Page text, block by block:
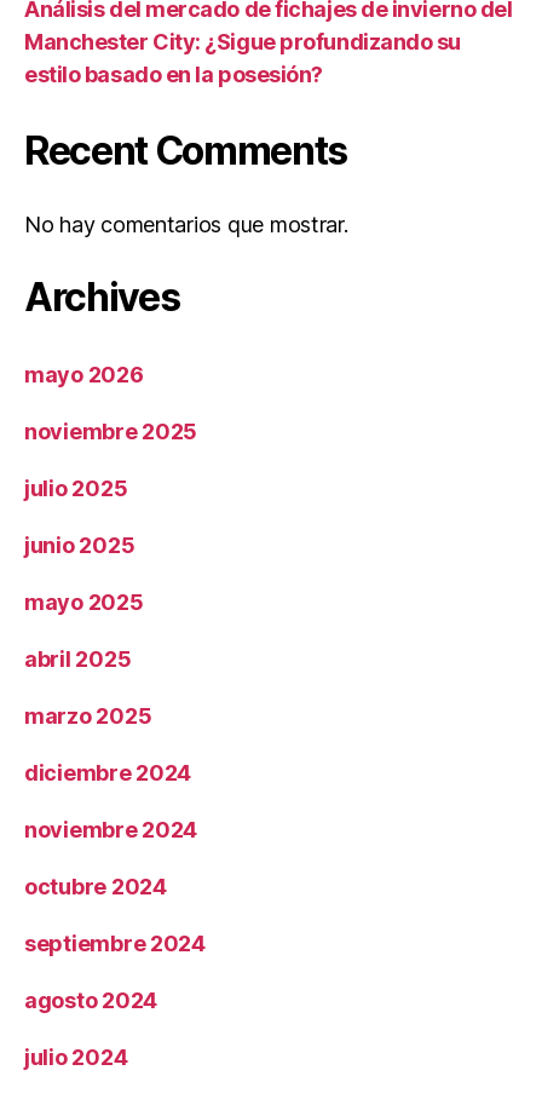
Análisis del mercado de fichajes de invierno del
Manchester City: ¿Sigue profundizando su
estilo basado en la posesión?
Recent Comments
No hay comentarios que mostrar.
Archives
mayo 2026
noviembre 2025
julio 2025
junio 2025
mayo 2025
abril 2025
marzo 2025
diciembre 2024
noviembre 2024
octubre 2024
septiembre 2024
agosto 2024
julio 2024